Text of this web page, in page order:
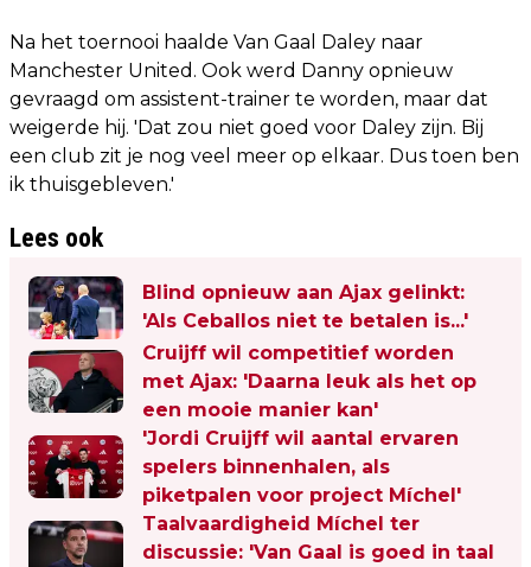
Na het toernooi haalde Van Gaal Daley naar
Manchester United. Ook werd Danny opnieuw
gevraagd om assistent-trainer te worden, maar dat
weigerde hij. 'Dat zou niet goed voor Daley zijn. Bij
een club zit je nog veel meer op elkaar. Dus toen ben
ik thuisgebleven.'
Lees ook
Blind opnieuw aan Ajax gelinkt:
'Als Ceballos niet te betalen is...'
Cruijff wil competitief worden
met Ajax: 'Daarna leuk als het op
een mooie manier kan'
'Jordi Cruijff wil aantal ervaren
spelers binnenhalen, als
piketpalen voor project Míchel'
Taalvaardigheid Míchel ter
discussie: 'Van Gaal is goed in taal